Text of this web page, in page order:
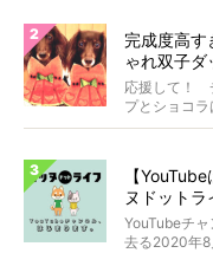
完成度高す
ゃれ双子
応援して！
プとショコ
ます...
【
ヌドット
YouTubeチ
去る2020年